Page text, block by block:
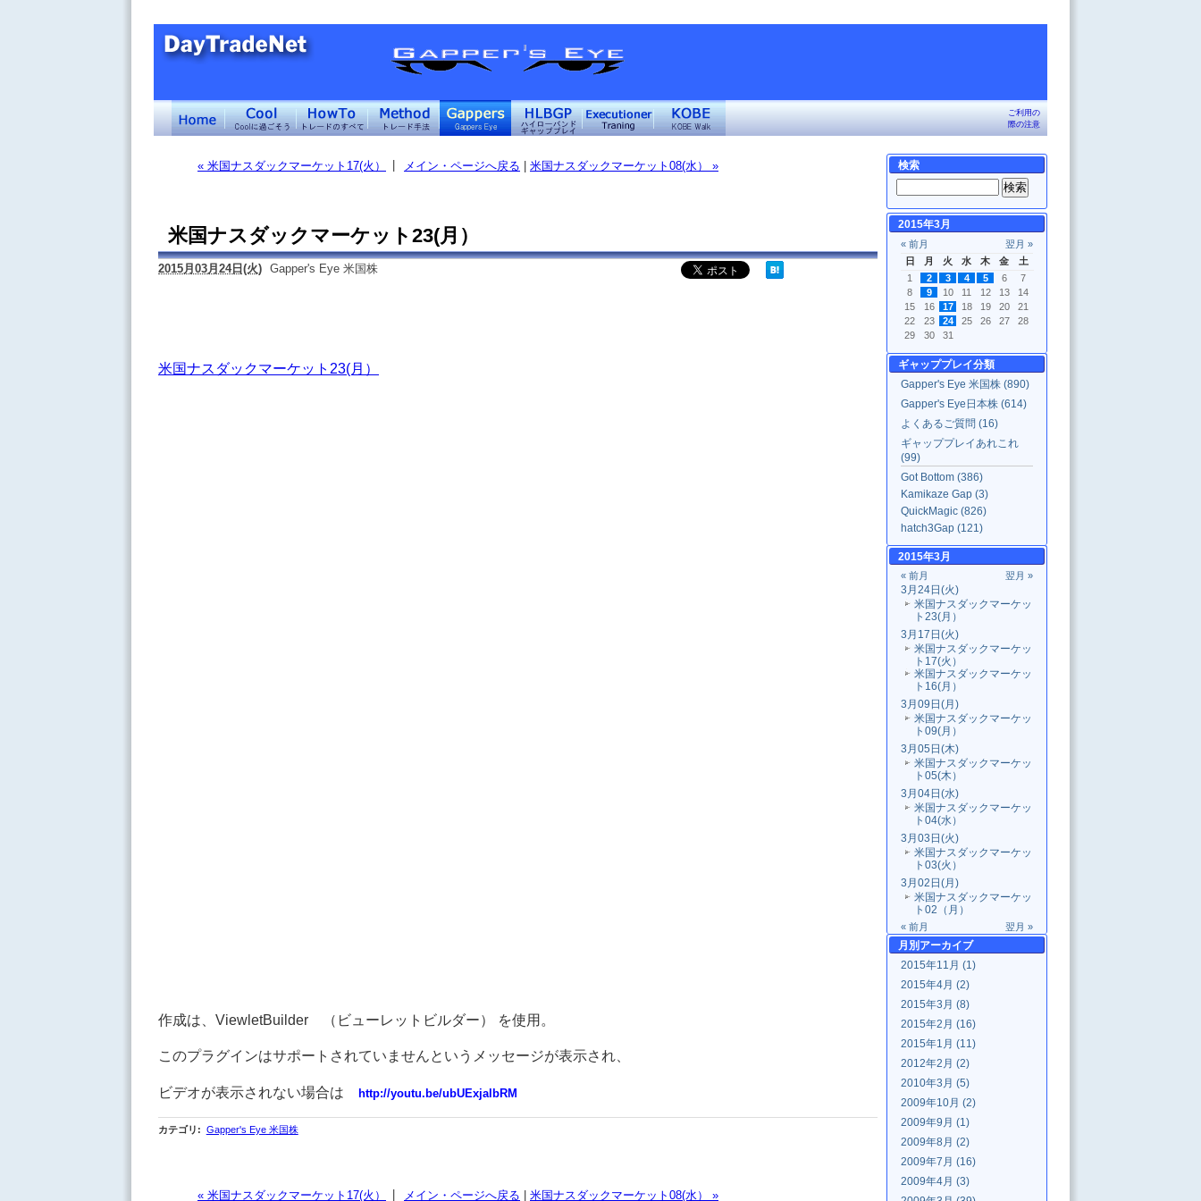
ご利用の
際の注意
« 米国ナスダックマーケット17(火） メイン・ページへ戻る 米国ナスダックマーケット08(水） »
米国ナスダックマーケット23(月）
2015月03月24日(火) Gapper's Eye 米国株
米国ナスダックマーケット23(月）
作成は、ViewletBuilder （ビューレットビルダー） を使用。
このプラグインはサポートされていませんというメッセージが表示され、
ビデオが表示されない場合は http://youtu.be/ubUExjalbRM
カテゴリ : Gapper's Eye 米国株
« 米国ナスダックマーケット17(火） メイン・ページへ戻る 米国ナスダックマーケット08(水） »
検索
2015年3月
« 前月
翌月 »
日
月 火 水 木 金
土
1
2 3 4 5 6
7
8
9 10 11 12 13
14
15
16 17 18 19 20
21
22
23 24 25 26 27
28
29
30 31
ギャッププレイ分類
Gapper's Eye 米国株 (890)
Gapper's Eye日本株 (614)
よくあるご質問 (16)
ギャッププレイあれこれ
(99)
Got Bottom (386)
Kamikaze Gap (3)
QuickMagic (826)
hatch3Gap (121)
2015年3月
« 前月 翌月 »
3月24日(火)
米国ナスダックマーケッ
ト23(月）
3月17日(火)
米国ナスダックマーケッ
ト17(火）
米国ナスダックマーケッ
ト16(月）
3月09日(月)
米国ナスダックマーケッ
ト09(月）
3月05日(木)
米国ナスダックマーケッ
ト05(木）
3月04日(水)
米国ナスダックマーケッ
ト04(水）
3月03日(火)
米国ナスダックマーケッ
ト03(火）
3月02日(月)
米国ナスダックマーケッ
ト02（月）
« 前月 翌月 »
月別 アーカイブ
2015年11月 (1)
2015年4月 (2)
2015年3月 (8)
2015年2月 (16)
2015年1月 (11)
2012年2月 (2)
2010年3月 (5)
2009年10月 (2)
2009年9月 (1)
2009年8月 (2)
2009年7月 (16)
2009年4月 (3)